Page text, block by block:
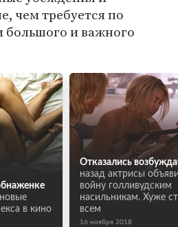
чем требуется по
и важного
в кино
Отказались
назад актрисы
войну голливудским
насильникам. Хуже
всем
16 ноября 2018